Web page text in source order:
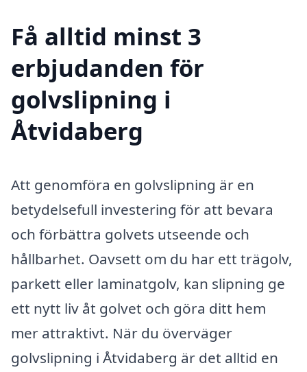
Få alltid minst 3
erbjudanden för
golvslipning i
Åtvidaberg
Att genomföra en golvslipning är en
betydelsefull investering för att bevara
och förbättra golvets utseende och
hållbarhet. Oavsett om du har ett trägolv,
parkett eller laminatgolv, kan slipning ge
ett nytt liv åt golvet och göra ditt hem
mer attraktivt. När du överväger
golvslipning i Åtvidaberg är det alltid en